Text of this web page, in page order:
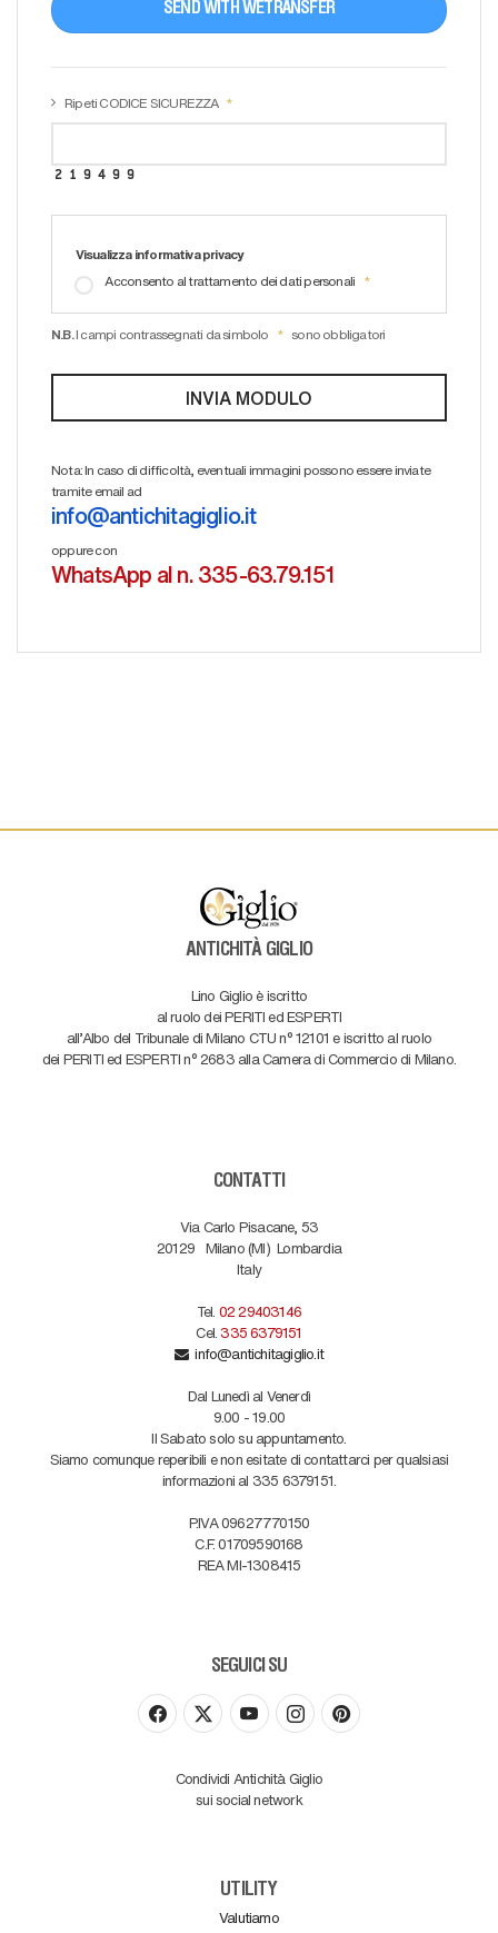
SEND WITH WETRANSFER
Ripeti CODICE SICUREZZA
Visualizza informativa privacy
Acconsento al trattamento dei dati personali
N.B. I campi contrassegnati da simbolo sono obbligatori
Nota: In caso di difficoltà, eventuali immagini possono essere inviate
tramite email ad
info@antichitagiglio.it
oppure con
WhatsApp al n. 335-63.79.151
ANTICHITÀ GIGLIO
Lino Giglio è iscritto
al ruolo dei PERITI ed ESPERTI
all'Albo del Tribunale di Milano CTU n° 12101 e iscritto al ruolo
dei PERITI ed ESPERTI n° 2683 alla Camera di Commercio di Milano.
CONTATTI
Via Carlo Pisacane, 53
20129 Milano (MI) Lombardia
Italy
Tel. 02 29403146
Cel. 335 6379151
info@antichitagiglio.it
Dal Lunedì al Venerdì
9.00 - 19.00
Il Sabato solo su appuntamento.
Siamo comunque reperibili e non esitate di contattarci per qualsiasi
informazioni al 335 6379151.
P.IVA 09627770150
C.F. 01709590168
REA MI-1308415
SEGUICI SU
Condividi Antichità Giglio
sui social network
UTILITY
Valutiamo